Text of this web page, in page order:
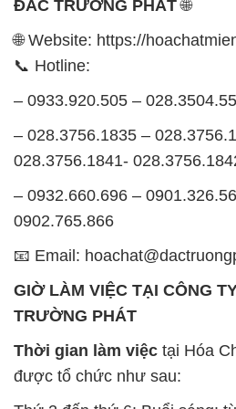
028.3756.1841-
0902.765.866
📧 Email:
TRƯỜNG PHÁT
được tổ chức như sau:
Thứ 2 đến thứ 6: Buổi sáng:
chiều: từ 12h30 đến 17h
Thứ 7: Buổi sáng: từ 8h đến
12h30 đến 16h